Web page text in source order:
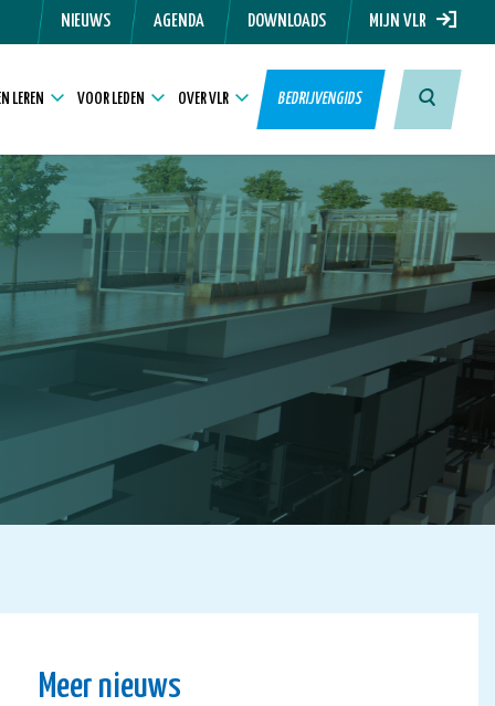
NIEUWS AGENDA DOWNLOADS MIJN VLR
LEREN VOOR LEDEN OVER VLR BEDRIJVENGIDS
Meer nieuws